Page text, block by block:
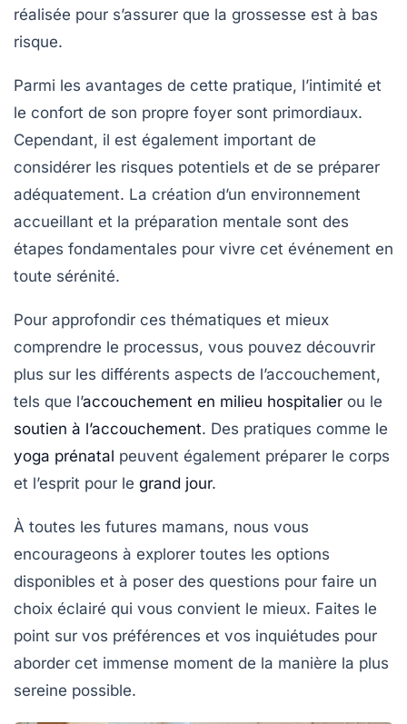
réalisée pour s’assurer que la grossesse est à bas
risque.
Parmi les avantages de cette pratique, l’intimité et
le confort de son propre foyer sont primordiaux.
Cependant, il est également important de
considérer les risques potentiels et de se préparer
adéquatement. La création d’un environnement
accueillant et la préparation mentale sont des
étapes fondamentales pour vivre cet événement en
toute sérénité.
Pour approfondir ces thématiques et mieux
comprendre le processus, vous pouvez découvrir
plus sur les différents aspects de l’accouchement,
tels que l’accouchement en milieu hospitalier ou le
soutien à l’accouchement. Des pratiques comme le
yoga prénatal peuvent également préparer le corps
et l’esprit pour le grand jour.
À toutes les futures mamans, nous vous
encourageons à explorer toutes les options
disponibles et à poser des questions pour faire un
choix éclairé qui vous convient le mieux. Faites le
point sur vos préférences et vos inquiétudes pour
aborder cet immense moment de la manière la plus
sereine possible.